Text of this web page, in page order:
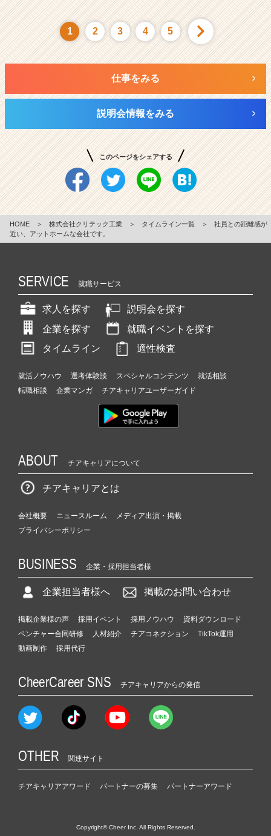
1 2 3 4 5
仕事をみる
説明会情報をみる
このページをシェアする
HOME ＞ 株式会社クリテック工業 ＞ タイムライン一覧 ＞
社員との距離感が
近い、アットホームな会社です。
SERVICE 就職サービス
求人を探す
説明会を探す
企業を探す
就職イベントを探す
タイムライン
適性検査
就活ノウハウ 選考体験談 スペシャルコンテンツ
就活相談
転職相談
企業マンガ チアキャリアユーザーガイド
ABOUT チアキャリアについて
チアキャリアとは
会社概要 ニュースルーム
メディア出演・掲載
プライバシーポリシー
BUSINESS 企業・採用担当者様
企業担当者様へ 掲載のお問い合わせ
掲載企業様の声 採用イベント 採用ノウハウ
資料ダウンロード
ベンチャー合同研修
人材紹介 チアコネクション
TikTok運用
動画制作
採用代行
CheerCareer SNS チアキャリアからの発信
OTHER 関連サイト
チアキャリアアワード パートナーの募集 パートナーアワード
Copyright© Cheer Inc. All Rights Reserved.